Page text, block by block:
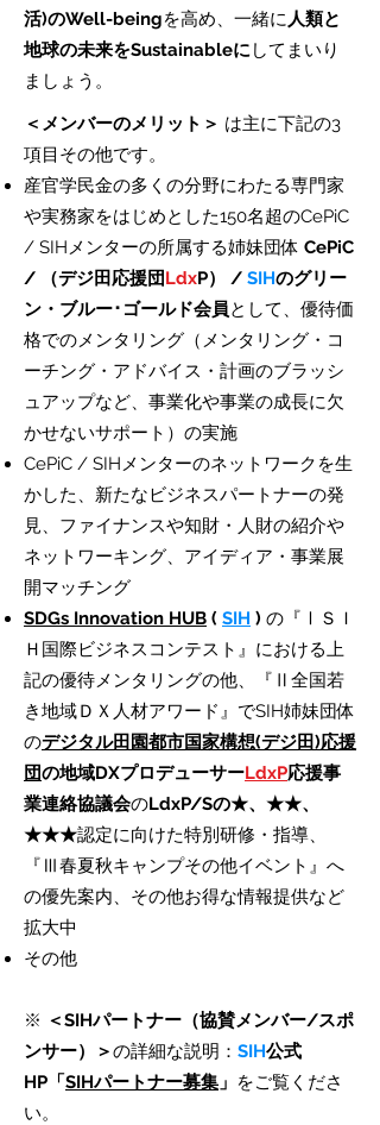
活)のWell-beingを高め、一緒に人類と
地球の未来をSustainableにしてまいり
ましょう。
＜メンバーのメリット＞ は主に下記の3
項目その他です。
産官学民金の多くの分野にわたる専門家
や実務家をはじめとした150名超のCePiC
/ SIHメンターの所属する姉妹団体 CePiC
/ （デジ田応援団LdxP） / SIHのグリー
ン・ブルー･ゴールド会員として、優待価
格でのメンタリング（メンタリング・コ
ーチング・アドバイス・計画のブラッシ
ュアップなど、事業化や事業の成長に欠
かせないサポート）の実施
CePiC / SIHメンターのネットワークを生
かした、新たなビジネスパートナーの発
見、ファイナンスや知財・人財の紹介や
ネットワーキング、アイディア・事業展
開マッチング
SDGs Innovation HUB ( SIH ) の『ⅠＳＩ
Ｈ国際ビジネスコンテスト』における上
記の優待メンタリングの他、『Ⅱ全国若
き地域ＤＸ人材アワード』でSIH姉妹団体
のデジタル田園都市国家構想(デジ田)応援
団の地域DXプロデューサーLdxP応援事
業連絡協議会のLdxP/Sの★、★★、
★★★認定に向けた特別研修・指導、
『Ⅲ春夏秋キャンプその他イベント』へ
の優先案内、その他お得な情報提供など
拡大中
その他
※ ＜SIHパートナー（協賛メンバー/スポ
ンサー）＞の詳細な説明： SIH公式
HP「SIHパートナー募集 」 をご覧くださ
い。